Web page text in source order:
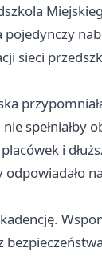
sieci
spełniałby
i